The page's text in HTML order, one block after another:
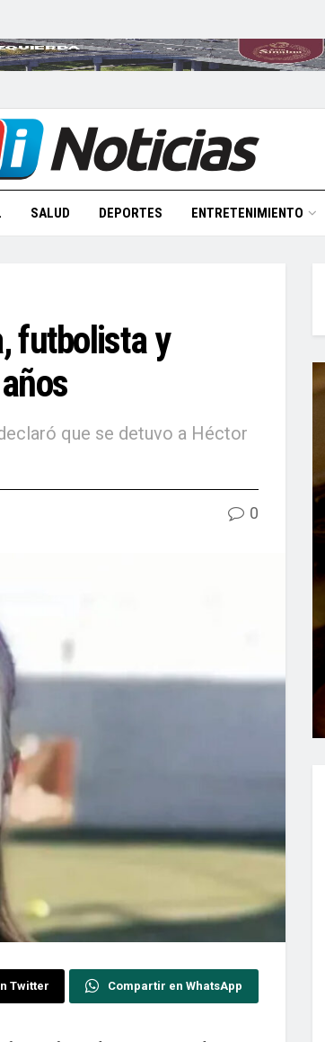
SALUD DEPORTES ENTRETENIMIENTO
futbolista y
que se detuvo a Héctor
0
Twitter Compartir en WhatsApp